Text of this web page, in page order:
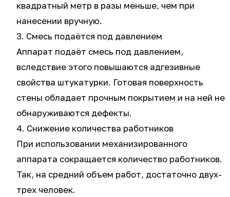
квадратный метр в разы меньше, чем при
нанесении вручную.
3. Смесь подаётся под давлением
Аппарат подаёт смесь под давлением,
вследствие этого повышаются адгезивные
свойства штукатурки. Готовая поверхность
стены обладает прочным покрытием и на ней не
обнаруживаются дефекты.
4. Снижение количества работников
При использовании механизированного
аппарата сокращается количество работников.
Так, на средний объем работ, достаточно двух-
трех человек.